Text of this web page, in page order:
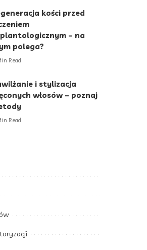
kości przed
– na
polega?
Read
i stylizacja
włosów – poznaj
Read